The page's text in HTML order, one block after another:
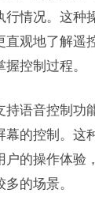
行情况。这种
直观地了解遥
控制过程。
持语音控制功
幕的控制。这
户的操作体验
的场景。